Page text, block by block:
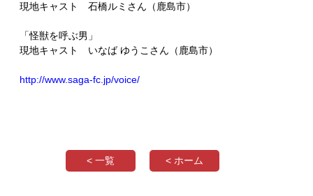
現地キャスト 石橋ルミさん（鹿島市）
「怪獣を呼ぶ男」
現地キャスト いなば ゆうこさん（鹿島市）
http://www.saga-fc.jp/voice/
< 一覧 < ホーム